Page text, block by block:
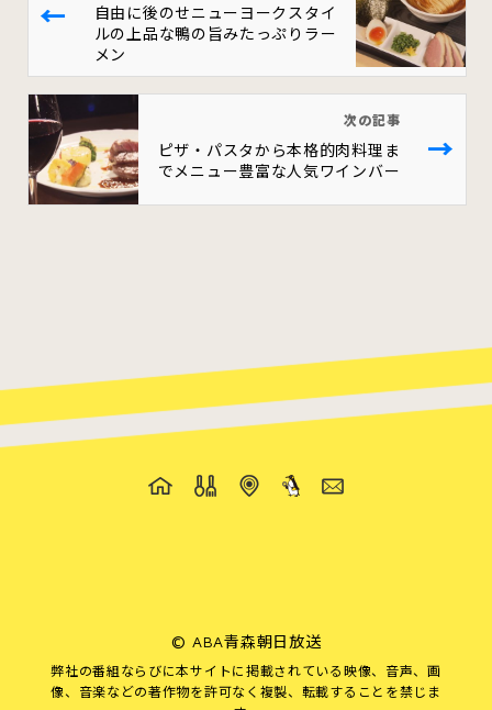
←
自由に後のせニューヨークスタイ
ルの上品な鴨の旨みたっぷりラー
メン
次の記事
ピザ・パスタから本格的肉料理ま
でメニュー豊富な人気ワインバー
→
©ABA青森朝日放送
弊社の番組ならびに本サイトに掲載されている映像、音声、画
像、音楽などの著作物を許可なく複製、転載することを禁じま